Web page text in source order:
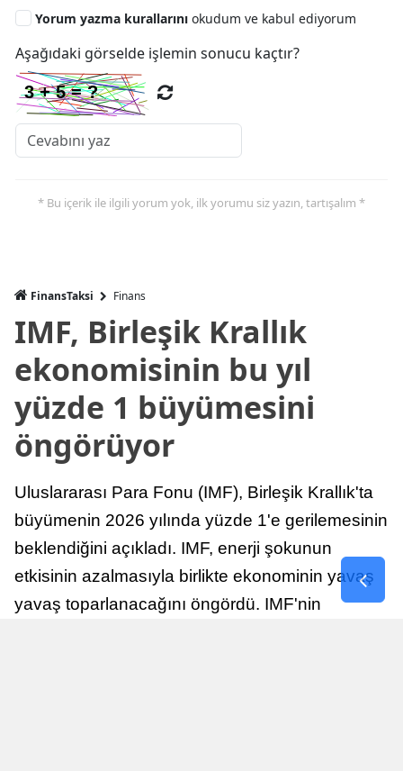
Yorum yazma kurallarını okudum ve kabul ediyorum
Aşağıdaki görselde işlemin sonucu kaçtır?
* Bu içerik ile ilgili yorum yok, ilk yorumu siz yazın, tartışalım *
FinansTaksi Finans
IMF, Birleşik Krallık
ekonomisinin bu yıl
yüzde 1 büyümesini
öngörüyor
Uluslararası Para Fonu (IMF), Birleşik Krallık'ta
büyümenin 2026 yılında yüzde 1'e gerilemesinin
beklendiğini açıkladı. IMF, enerji şokunun
etkisinin azalmasıyla birlikte ekonominin yavaş
yavaş toparlanacağını öngördü. IMF'nin